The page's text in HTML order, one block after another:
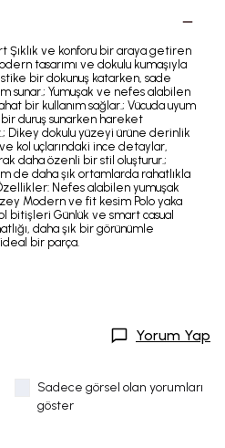
Şıklık ve konforu bir araya getiren
tasarımı ve dokulu kumaşıyla
bir dokunuş katarken, sade
sunar.; Yumuşak ve nefes alabilen
bir kullanım sağlar.; Vücuda uyum
duruş sunarken hareket
Dikey dokulu yüzeyi ürüne derinlik
kol uçlarındaki ince detaylar,
daha özenli bir stil oluşturur.;
de daha şık ortamlarda rahatlıkla
Nefes alabilen yumuşak
Modern ve fit kesim Polo yaka
bitişleri Günlük ve smart casual
daha şık bir görünümle
bir parça.
Yorum Yap
Sadece görsel olan yorumları
göster